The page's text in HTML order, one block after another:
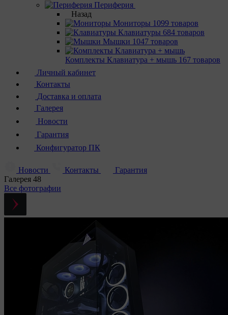
Периферия
Назад
Мониторы 1099 товаров
Клавиатуры 684 товаров
Мышки 1047 товаров
Комплекты Клавиатура + мышь 167 товаров
Личный кабинет
Контакты
Доставка и оплата
Галерея
Новости
Гарантия
Конфигуратор ПК
Новости Контакты
Гарантия
Галерея 48
Все фотографии